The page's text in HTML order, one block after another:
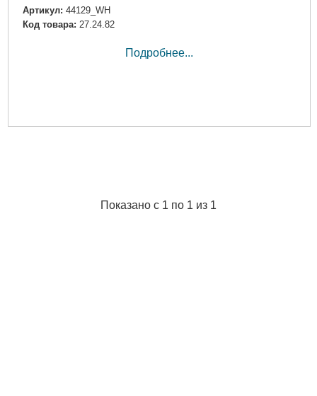
Артикул: 44129_WH
Код товара: 27.24.82
Подробнее...
Показано с 1 по 1 из 1